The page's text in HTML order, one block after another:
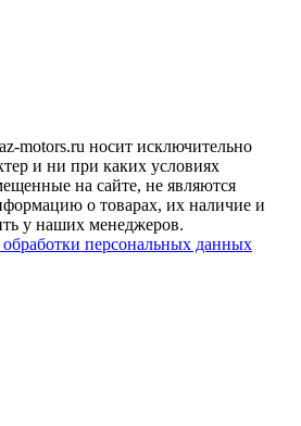
motors.ru носит исключительно
и ни при каких условиях
на сайте, не являются
о товарах, их наличие и
у наших менеджеров.
персональных данных